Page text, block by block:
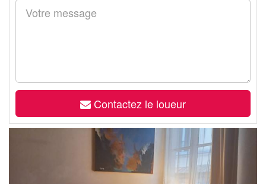
Contactez le loueur